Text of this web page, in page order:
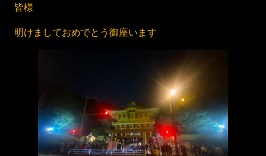
皆様
明けましておめでとう御座います